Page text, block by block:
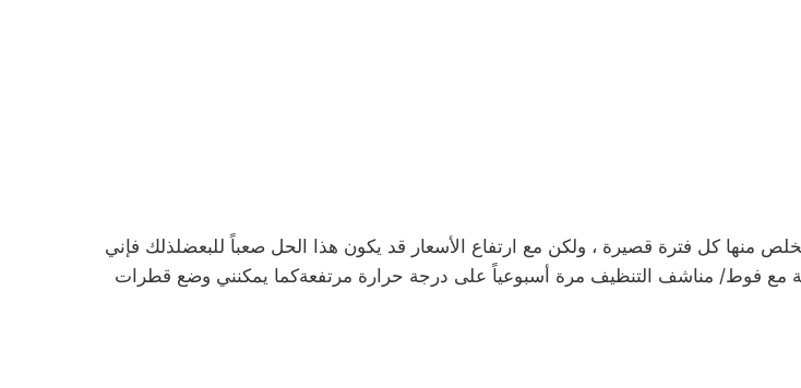
منها كل فترة قصيرة ، ولكن مع ارتفاع الأسعار قد يكون هذا الحل صعباً للبعضلذلك فإني
مع فوط/ مناشف التنظيف مرة أسبوعياً على درجة حرارة مرتفعةكما يمكنني وضع قطرات